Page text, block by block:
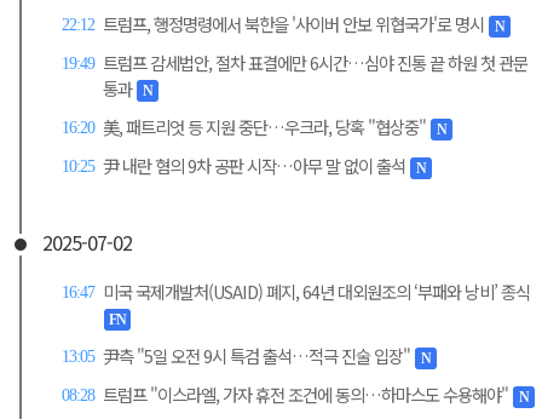
22:12 트럼프, 행정명령에서 북한을 '사이버 안보 위협국가'로 명시 N
19:49 트럼프 감세법안, 절차 표결에만 6시간…심야 진통 끝 하원 첫 관문
통과
N
16:20 美, 패트리엇 등 지원 중단…우크라, 당혹 "협상중" N
10:25 尹 내란 혐의 9차 공판 시작…아무 말 없이 출석 N
2025-07-02
16:47 미국 국제개발처(USAID) 폐지, 64년 대외원조의 ‘부패와 낭비’ 종식
FN
13:05 尹측 "5일 오전 9시 특검 출석…적극 진술 입장" N
08:28 트럼프 "이스라엘, 가자 휴전 조건에 동의…하마스도 수용해야" N